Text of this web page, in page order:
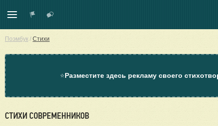
Поэмбук / Стихи
⭐Разместите здесь рекламу своего
СТИХИ СОВРЕМЕННИКОВ